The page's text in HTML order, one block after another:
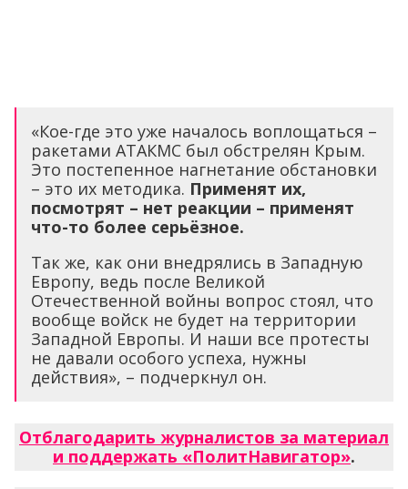
«Кое-где это уже началось воплощаться –
ракетами АТАКМС был обстрелян Крым.
Это постепенное нагнетание обстановки
– это их методика. Применят их,
посмотрят – нет реакции – применят
что-то более серьёзное.
Так же, как они внедрялись в Западную
Европу, ведь после Великой
Отечественной войны вопрос стоял, что
вообще войск не будет на территории
Западной Европы. И наши все протесты
не давали особого успеха, нужны
действия», – подчеркнул он.
Отблагодарить журналистов за материал
и поддержать «ПолитНавигатор».